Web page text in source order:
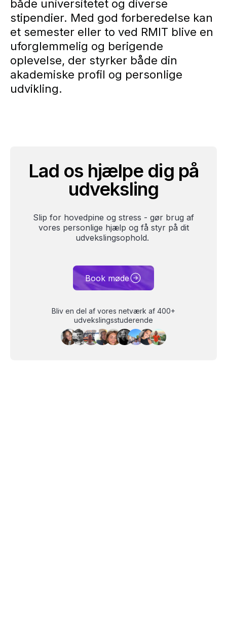
både universitetet og diverse
stipendier. Med god forberedelse kan
et semester eller to ved RMIT blive en
uforglemmelig og berigende
oplevelse, der styrker både din
akademiske profil og personlige
udvikling.
Lad os hjælpe dig på
udveksling
Slip for hovedpine og stress - gør brug af
vores personlige hjælp og få styr på dit
udvekslingsophold.
Book møde
Bliv en del af vores netværk af 400+
udvekslingsstuderende